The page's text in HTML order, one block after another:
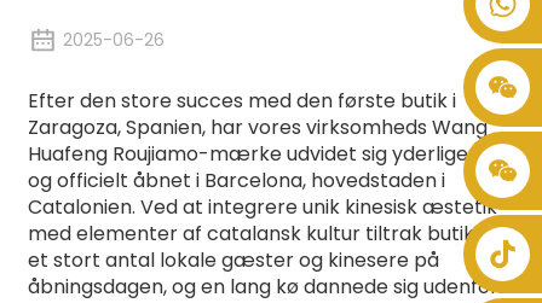
+86 8619946512999
2025-06-26
Efter den store succes med den første butik i
Zaragoza, Spanien, har vores virksomheds Wang
Huafeng Roujiamo-mærke udvidet sig yderligere
og officielt åbnet i Barcelona, ​​hovedstaden i
Catalonien. Ved at integrere unik kinesisk æstetik
med elementer af catalansk kultur tiltrak butikken
et stort antal lokale gæster og kinesere på
åbningsdagen, og en lang kø dannede sig udenfor.